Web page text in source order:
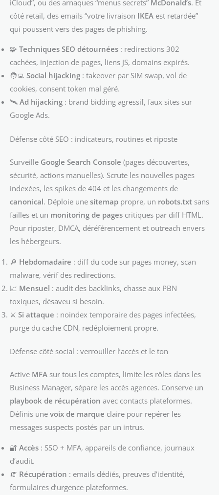
iCloud”, ou des arnaques “menus secrets” McDonald’s. Et
côté retail, des emails “votre livraison IKEA est retardée”
qui poussent vers des pages de phishing.
🧩 Techniques SEO détournées : redirections 302
cachées, injection de pages, liens JS, domains expirés.
🧑‍💻 Social hijacking : takeover par SIM swap, vol de
cookies, consent token mal géré.
🛰️ Ad hijacking : brand bidding agressif, faux sites sur
Google Ads.
Défense côté SEO : indicateurs, routines et riposte
Surveille Google Search Console (pages découvertes,
sécurité, actions manuelles). Scrute les nouvelles pages
indexées, les spikes de 404 et les changements de
canonical. Déploie une sitemap propre, un robots.txt sans
failles et un monitoring de pages critiques par diff HTML.
Pour riposter, DMCA, déréférencement et outreach envers
les hébergeurs.
🔎 Hebdomadaire : diff du code sur pages money, scan
malware, vérif des redirections.
📈 Mensuel : audit des backlinks, chasse aux PBN
toxiques, désaveu si besoin.
⚔️ Si attaque : noindex temporaire des pages infectées,
purge du cache CDN, redéploiement propre.
Défense côté social : verrouiller l’accès et le ton
Active MFA sur tous les comptes, limite les rôles dans les
Business Manager, sépare les accès agences. Conserve un
playbook de récupération avec contacts plateformes.
Définis une voix de marque claire pour repérer les
messages suspects postés par un intrus.
🔐 Accès : SSO + MFA, appareils de confiance, journaux
d’audit.
🧯 Récupération : emails dédiés, preuves d’identité,
formulaires d’urgence plateformes.